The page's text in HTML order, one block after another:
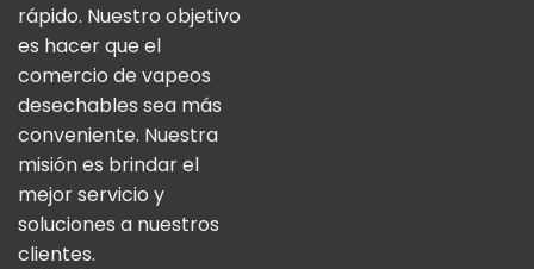
rápido. Nuestro objetivo
es hacer que el
comercio de vapeos
desechables sea más
conveniente. Nuestra
misión es brindar el
mejor servicio y
soluciones a nuestros
clientes.